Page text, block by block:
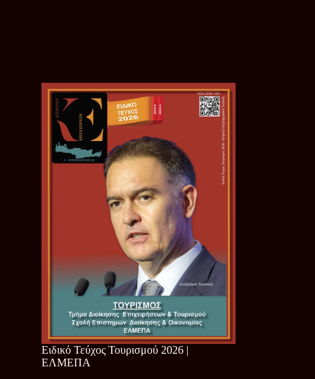
Ειδικό Τεύχος Τουρισμού 2026 |
ΕΛΜΕΠΑ